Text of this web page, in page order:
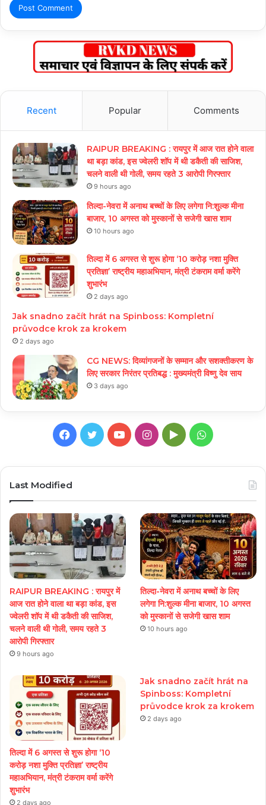
Recent Popular Comments
RAIPUR BREAKING : रायपुर में आज रात होने वाला
था बड़ा कांड, इस ज्वेलरी शॉप में थी डकैती की साजिश,
चलने वाली थी गोली, समय रहते 3 आरोपी गिरफ्तार
9 hours ago
तिल्दा-नेवरा में अनाथ बच्चों के लिए लगेगा नि:शुल्क मीना
बाजार, 10 अगस्त को मुस्कानों से सजेगी खास शाम
10 hours ago
तिल्दा में 6 अगस्त से शुरू होगा ‘10 करोड़ नशा मुक्ति
प्रतिज्ञा’ राष्ट्रीय महाअभियान, मंत्री टंकराम वर्मा करेंगे
शुभारंभ
2 days ago
Jak snadno začít hrát na Spinboss: Kompletní
průvodce krok za krokem
2 days ago
CG NEWS: दिव्यांगजनों के सम्मान और सशक्तीकरण के
लिए सरकार निरंतर प्रतिबद्ध : मुख्यमंत्री विष्णु देव साय
3 days ago
Facebook
TwitterYouTubeInstagram
GoogleWhatsApp
Last Modified
RAIPUR BREAKING : रायपुर में
आज रात होने वाला था बड़ा कांड, इस
ज्वेलरी शॉप में थी डकैती की साजिश,
चलने वाली थी गोली, समय रहते 3
आरोपी गिरफ्तार
9 hours ago
तिल्दा-नेवरा में अनाथ बच्चों के लिए
लगेगा नि:शुल्क मीना बाजार, 10 अगस्त
को मुस्कानों से सजेगी खास शाम
10 hours ago
तिल्दा में 6 अगस्त से शुरू होगा ‘10
करोड़ नशा मुक्ति प्रतिज्ञा’ राष्ट्रीय
महाअभियान, मंत्री टंकराम वर्मा करेंगे
शुभारंभ
2 days ago
Jak snadno začít hrát na
Spinboss: Kompletní
průvodce krok za krokem
2 days ago